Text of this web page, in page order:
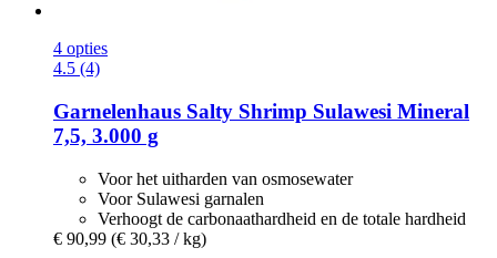
4 opties
4.5 (4)
Garnelenhaus Salty Shrimp Sulawesi Mineral
7,5, 3.000 g
Voor het uitharden van osmosewater
Voor Sulawesi garnalen
Verhoogt de carbonaathardheid en de totale hardheid
€ 90,99 (€ 30,33 / kg)